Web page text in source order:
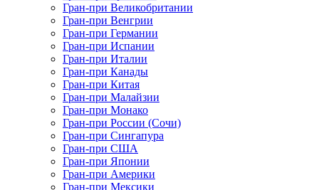
Гран-при Великобритании
Гран-при Венгрии
Гран-при Германии
Гран-при Испании
Гран-при Италии
Гран-при Канады
Гран-при Китая
Гран-при Малайзии
Гран-при Монако
Гран-при России (Сочи)
Гран-при Сингапура
Гран-при США
Гран-при Японии
Гран-при Америки
Гран-при Мексики